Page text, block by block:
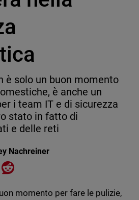
è solo un buon momento
è anche un
i team IT e di sicurezza
stato in fatto di
e delle reti
Nachreiner
on X
Share on Reddit
momento per fare le pulizie,